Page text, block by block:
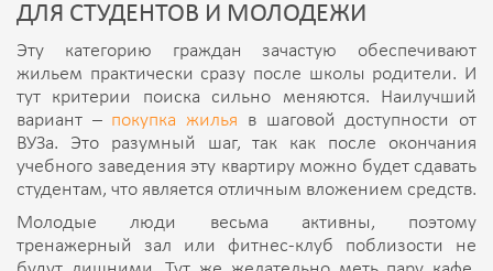
ДЛЯ СТУДЕНТОВ И МОЛОДЕЖИ
Эту категорию граждан зачастую обеспечивают
жильем практически сразу после школы родители. И
тут критерии поиска сильно меняются. Наилучший
вариант – покупка жилья в шаговой доступности от
ВУЗа. Это разумный шаг, так как после окончания
учебного заведения эту квартиру можно будет сдавать
студентам, что является отличным вложением средств.
Молодые люди весьма активны, поэтому
тренажерный зал или фитнес-клуб поблизости не